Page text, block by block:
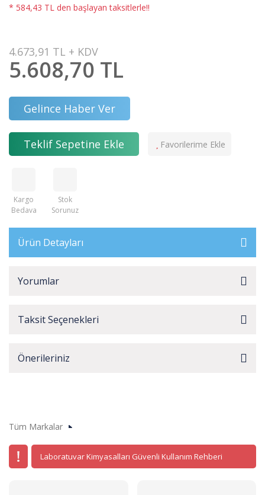
* 584,43 TL den başlayan taksitlerle!!
4.673,91 TL + KDV
5.608,70 TL
Gelince Haber Ver
Teklif Sepetine Ekle
Kargo
Bedava
Stok
Sorunuz
Ürün Detayları
Yorumlar
Taksit Seçenekleri
Önerileriniz
Tüm Markalar
Laboratuvar Kimyasalları Güvenli Kullanım Rehberi